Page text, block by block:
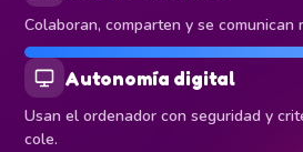
Colaboran, comparten y se comunican
Autonomía digital
Usan el ordenador con seguridad y
cole.